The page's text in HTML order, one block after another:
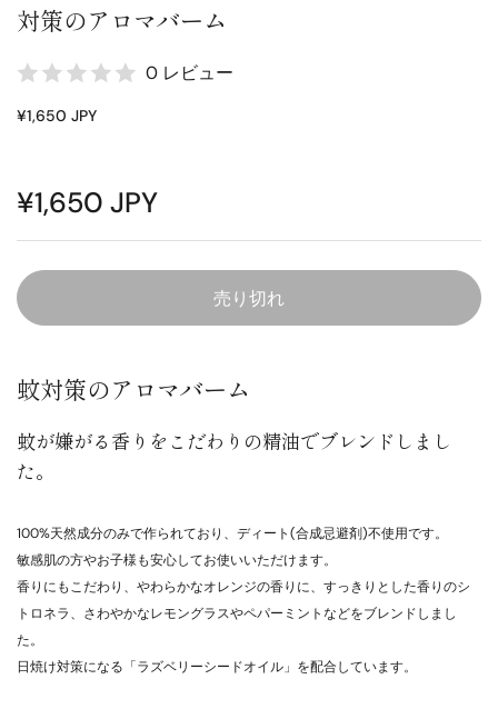
対策のアロマバーム
0 レビュー
¥1,650 JPY
¥1,650 JPY
売り切れ
蚊対策のアロマバーム
蚊が嫌がる香りをこだわりの精油でブレンドしまし
た。
100%天然成分のみで作られており、ディート(合成忌避剤)不使用です。
敏感肌の方やお子様も安心してお使いいただけます。
香りにもこだわり、やわらかなオレンジの香りに、すっきりとした香りのシ
トロネラ、さわやかなレモングラスやペパーミントなどをブレンドしまし
た。
日焼け対策になる「ラズベリーシードオイル」を配合しています。